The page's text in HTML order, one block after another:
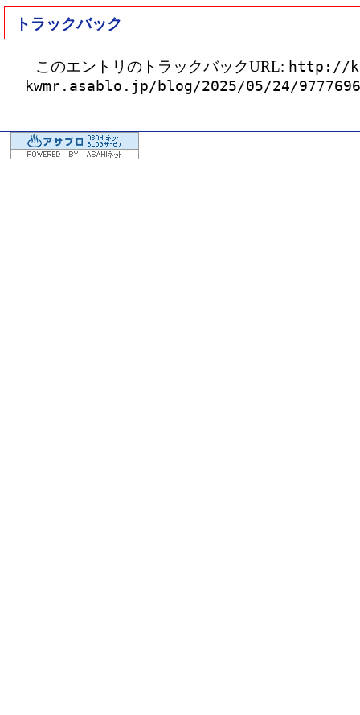
トラックバック
このエントリのトラックバックURL: http://
kwmr.asablo.jp/blog/2025/05/24/